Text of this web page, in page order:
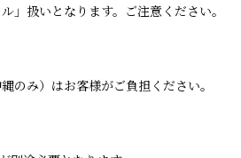
扱いとなります。ご注意ください。
のみ）はお客様がご負担ください。